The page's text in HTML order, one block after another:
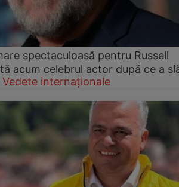
spectaculoasă pentru Russell
acum celebrul actor după ce a
Vedete internaționale